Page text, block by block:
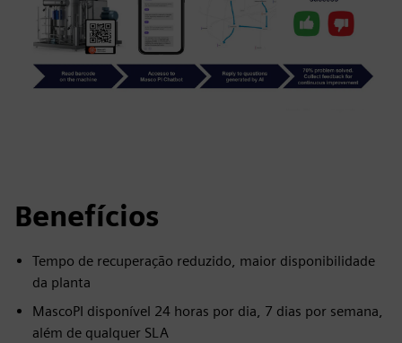
Benefícios
Tempo de recuperação reduzido, maior disponibilidade
da planta
MascoPI disponível 24 horas por dia, 7 dias por semana,
além de qualquer SLA